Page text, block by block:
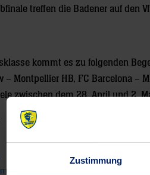
Zustimmung
treffen die Badener auf den
kommt es zu folgenden
– Montpellier HB, FC Barcelona –
zwischen dem 28. April und 2.